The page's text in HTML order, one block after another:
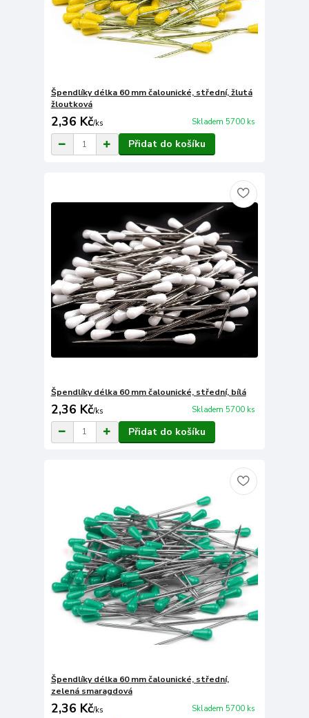
Špendlíky délka 60 mm čalounické, střední, žlutá
žloutková
2,36 Kč/ks Skladem 5700 ks
Přidat do košíku
Špendlíky délka 60 mm čalounické, střední, bílá
2,36 Kč/ks Skladem 5700 ks
Přidat do košíku
Špendlíky délka 60 mm čalounické, střední,
zelená smaragdová
2,36 Kč/ks Skladem 5700 ks